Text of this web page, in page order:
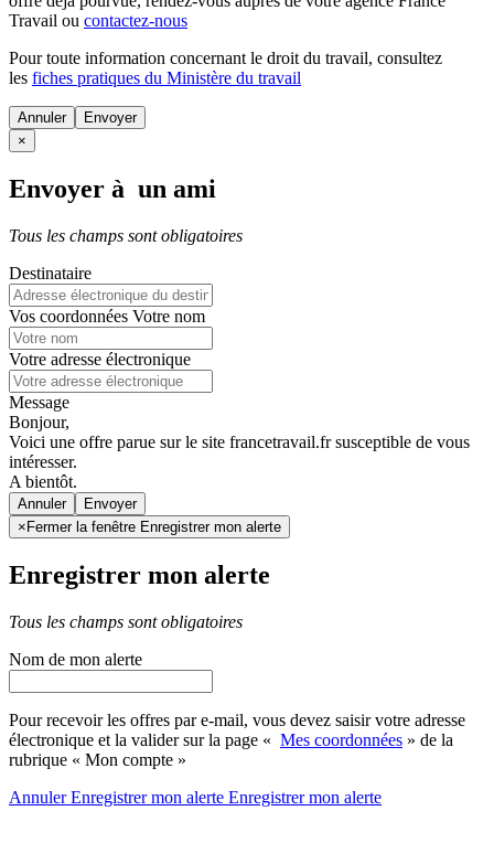
Travail ou contactez-nous
Pour toute information concernant le droit du travail, consultez
les fiches pratiques du Ministère du travail
Annuler
×
Envoyer à un ami
Tous les champs sont obligatoires
Destinataire
Vos coordonnées Votre nom
Votre adresse électronique
Message
Bonjour,
Voici une offre parue sur le site francetravail.fr susceptible de vous
intéresser.
A bientôt.
Annuler
× Fermer la fenêtre Enregistrer mon alerte
Enregistrer mon alerte
Tous les champs sont obligatoires
Nom de mon alerte
Pour recevoir les offres par e-mail, vous devez saisir votre adresse
électronique et la valider sur la page « Mes coordonnées » de la
rubrique « Mon compte »
AnnulerEnregistrer mon alerte Enregistrermon alerte